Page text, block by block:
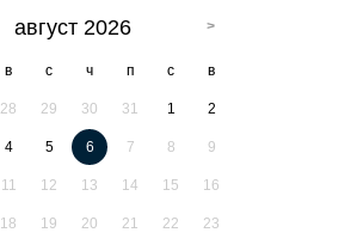
август 2026
в с ч п с в
28 29 30 31 1 2
4 5 6 7 8 9
11 12 13 14 15 16
18 19 20 21 22 23